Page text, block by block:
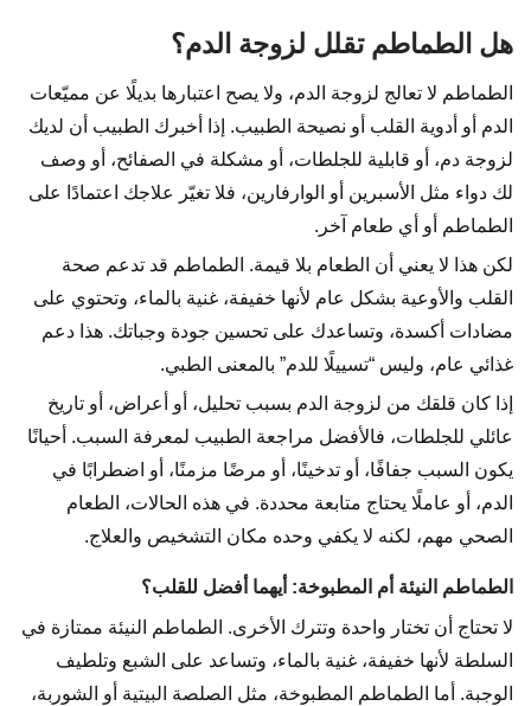
هل الطماطم تقلل لزوجة الدم؟
الطماطم لا تعالج لزوجة الدم، ولا يصح اعتبارها بديلًا عن مميّعات
الدم أو أدوية القلب أو نصيحة الطبيب. إذا أخبرك الطبيب أن لديك
لزوجة دم، أو قابلية للجلطات، أو مشكلة في الصفائح، أو وصف
لك دواء مثل الأسبرين أو الوارفارين، فلا تغيّر علاجك اعتمادًا على
الطماطم أو أي طعام آخر.
لكن هذا لا يعني أن الطعام بلا قيمة. الطماطم قد تدعم صحة
القلب والأوعية بشكل عام لأنها خفيفة، غنية بالماء، وتحتوي على
مضادات أكسدة، وتساعدك على تحسين جودة وجباتك. هذا دعم
غذائي عام، وليس “تسييلًا للدم” بالمعنى الطبي.
إذا كان قلقك من لزوجة الدم بسبب تحليل، أو أعراض، أو تاريخ
عائلي للجلطات، فالأفضل مراجعة الطبيب لمعرفة السبب. أحيانًا
يكون السبب جفافًا، أو تدخينًا، أو مرضًا مزمنًا، أو اضطرابًا في
الدم، أو عاملًا يحتاج متابعة محددة. في هذه الحالات، الطعام
الصحي مهم، لكنه لا يكفي وحده مكان التشخيص والعلاج.
الطماطم النيئة أم المطبوخة: أيهما أفضل للقلب؟
لا تحتاج أن تختار واحدة وتترك الأخرى. الطماطم النيئة ممتازة في
السلطة لأنها خفيفة، غنية بالماء، وتساعد على الشبع وتلطيف
الوجبة. أما الطماطم المطبوخة، مثل الصلصة البيتية أو الشوربة،